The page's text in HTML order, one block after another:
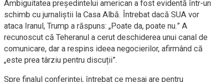
Ambiguitatea președintelui american a fost evidentă într-un
schimb cu jurnaliștii la Casa Albă. Întrebat dacă SUA vor
ataca Iranul, Trump a răspuns: „Poate da, poate nu.” A
recunoscut că Teheranul a cerut deschiderea unui canal de
comunicare, dar a respins ideea negocierilor, afirmând că
„este prea târziu pentru discuții”.
Spre finalul conferinței, întrebat ce mesaj are pentru